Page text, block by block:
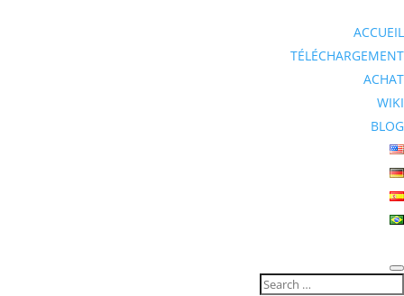
ACCUEIL
TÉLÉCHARGEMENT
ACHAT
WIKI
BLOG